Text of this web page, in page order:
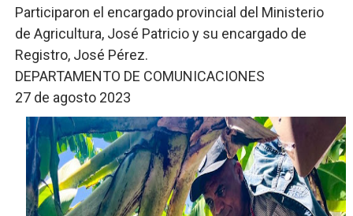
Participaron el encargado provincial del Ministerio
de Agricultura, José Patricio y su encargado de
Registro, José Pérez.
DEPARTAMENTO DE COMUNICACIONES
27 de agosto 2023